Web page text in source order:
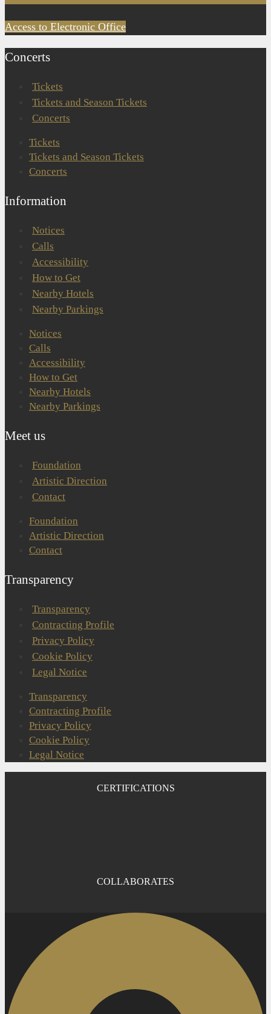
Access to Electronic Office
Concerts
Tickets
Tickets and Season Tickets
Concerts
Tickets
Tickets and Season Tickets
Concerts
Information
Notices
Calls
Accessibility
How to Get
Nearby Hotels
Nearby Parkings
Notices
Calls
Accessibility
How to Get
Nearby Hotels
Nearby Parkings
Meet us
Foundation
Artistic Direction
Contact
Foundation
Artistic Direction
Contact
Transparency
Transparency
Contracting Profile
Privacy Policy
Cookie Policy
Legal Notice
Transparency
Contracting Profile
Privacy Policy
Cookie Policy
Legal Notice
CERTIFICATIONS
COLLABORATES